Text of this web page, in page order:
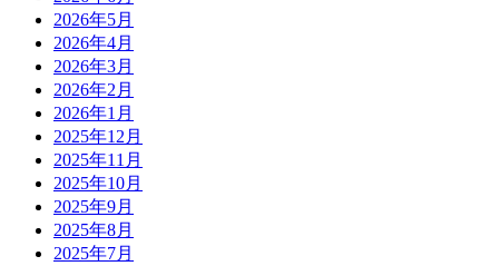
2026年5月
2026年4月
2026年3月
2026年2月
2026年1月
2025年12月
2025年11月
2025年10月
2025年9月
2025年8月
2025年7月